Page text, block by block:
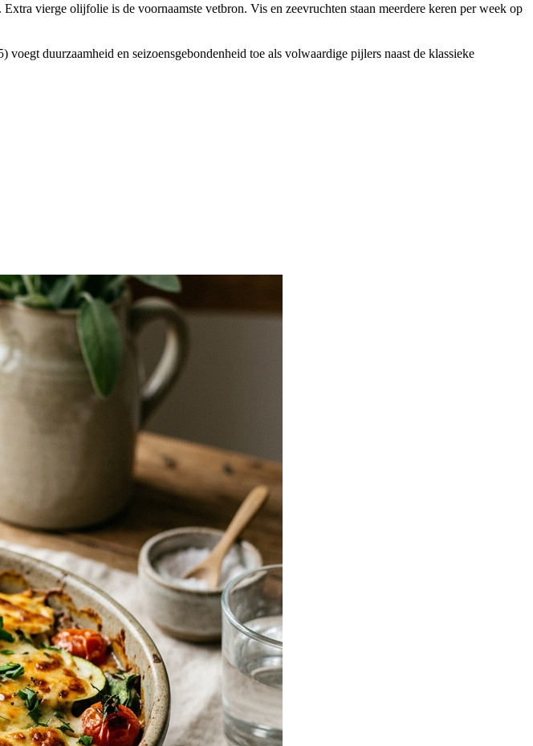
vierge olijfolie is de voornaamste vetbron. Vis en zeevruchten staan meerdere keren per week op
duurzaamheid en seizoensgebondenheid toe als volwaardige pijlers naast de klassieke